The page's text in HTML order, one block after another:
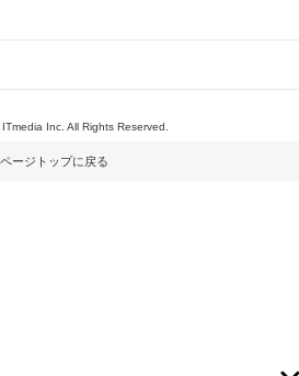
Inc. All Rights Reserved.
ページトップに戻る